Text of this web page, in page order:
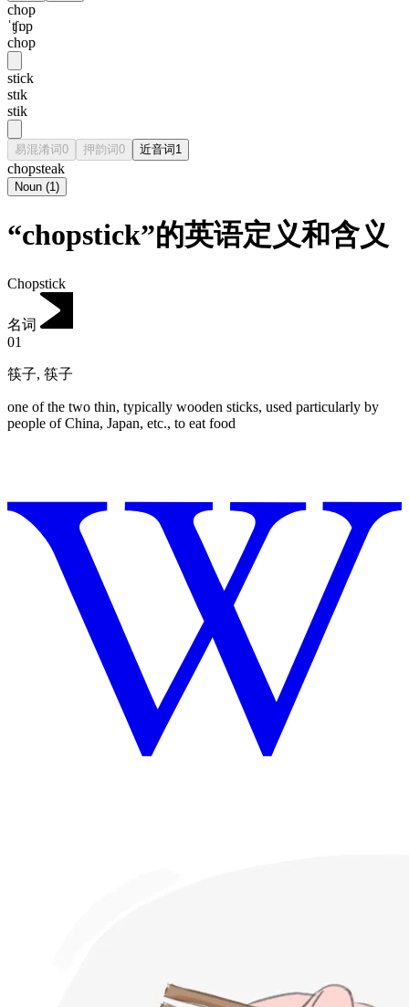
chop
ˈʧɒp
chop
stick
stɪk
stik
易混淆词0 押韵词0 近音词1
chopsteak
Noun (1)
“chopstick”的英语定义和含义
Chopstick
名词
01
筷子, 筷子
one of the two thin, typically wooden sticks, used particularly by
people of China, Japan, etc., to eat food